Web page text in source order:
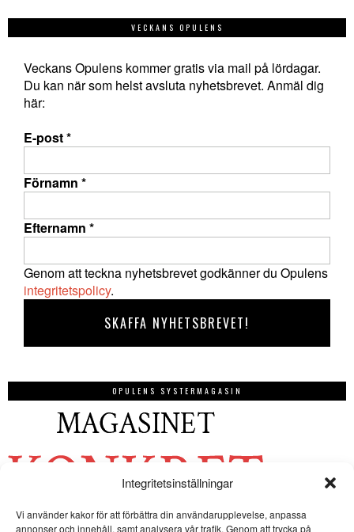
Integritetsinställningar
Vi använder kakor för att förbättra din användarupplevelse, anpassa
annonser och innehåll, samt analysera vår trafik. Genom att trycka på
VECKANS OPULENS
Veckans Opulens kommer gratis via mail på lördagar.
Du kan när som helst avsluta nyhetsbrevet. Anmäl dig
här:
E-post*
Förnamn *
Efternamn *
Genom att teckna nyhetsbrevet godkänner du Opulens
integritetspolicy.
OPULENS SYSTERMAGASIN